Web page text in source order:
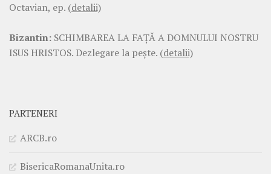
Octavian, ep. (detalii)
Bizantin: SCHIMBAREA LA FAŢĂ A DOMNULUI NOSTRU
ISUS HRISTOS. Dezlegare la pește. (detalii)
PARTENERI
ARCB.ro
BisericaRomanaUnita.ro